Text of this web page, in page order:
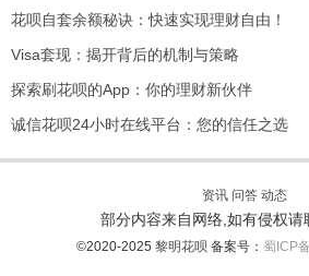
花呗自套余额秘诀：快速实现理财自由！
Visa套现：揭开背后的机制与策略
探索刷花呗的App：你的理财新伙伴
诚信花呗24小时在线平台：您的信任之选
资讯 问答 动态
部分内容来自网络,如有侵权请
©2020-2025 黎明花呗 备案号： 蜀ICP